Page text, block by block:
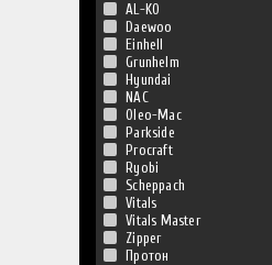
AL-KO
Daewoo
Einhell
Grunhelm
Hyundai
NAC
Oleo-Mac
Parkside
Procraft
Ryobi
Scheppach
Vitals
Vitals Master
Zipper
Протон